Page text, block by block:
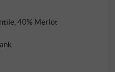
40% Merlot